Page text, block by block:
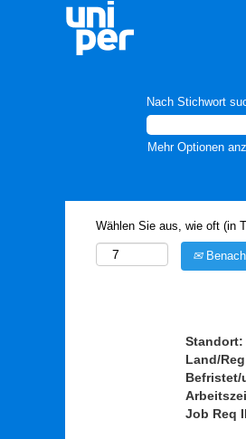
Nach Stichwort
Mehr Optionen
Wählen Sie aus, wie oft (in
Standort:
Land/
Job Req